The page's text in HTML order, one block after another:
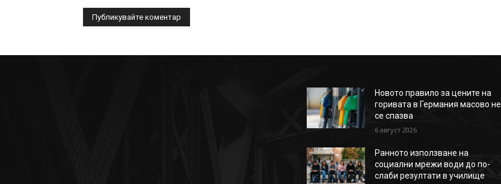
Новото правило за цените на
горивата в Германия масово не
се спазва
6 август 2026
Ранното използване на
социални мрежи води до по-
слаби резултати в училище